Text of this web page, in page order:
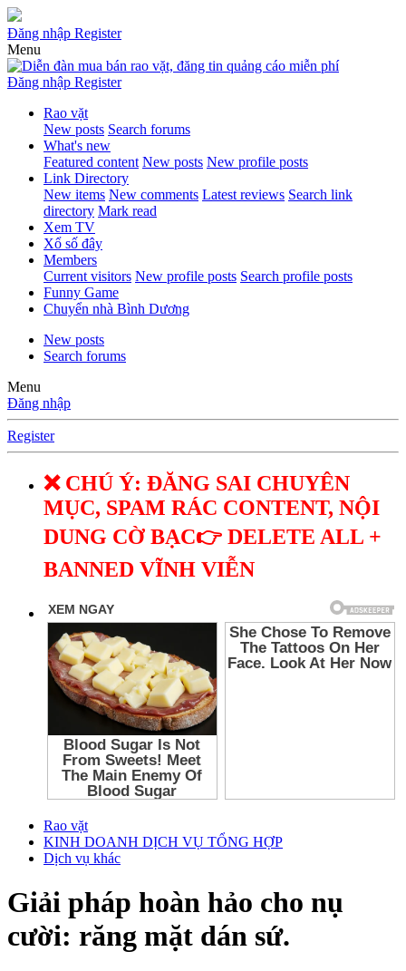
Đăng nhập Register
Menu
Đăng nhập Register
Rao vặt
New posts Search forums
What's new
Featured content New posts New profile posts
Link Directory
New items New comments Latest reviews Search link
directory Mark read
Xem TV
Xổ số đây
Members
Current visitors New profile posts Search profile posts
Funny Game
Chuyển nhà Bình Dương
New posts
Search forums
Menu
Đăng nhập
Register
❌ CHÚ Ý: ĐĂNG SAI CHUYÊN
MỤC, SPAM RÁC CONTENT, NỘI
DUNG CỜ BẠC👉 DELETE ALL +
BANNED VĨNH VIỄN
Rao vặt
KINH DOANH DỊCH VỤ TỔNG HỢP
Dịch vụ khác
Giải pháp hoàn hảo cho nụ
cười: răng mặt dán sứ.